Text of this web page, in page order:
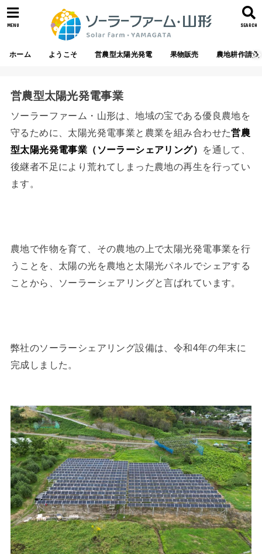
SEARCH
MENU
ホーム ようこそ 営農型太陽光発電 果物販売 農地耕作請負
営農型太陽光発電事業
ソーラーファーム・山形は、地域の宝である優良農地を
守るために、太陽光発電事業と農業を組み合わせた営農
型太陽光発電事業（ソーラーシェアリング）
を通して、
後継者不足により荒れてしまった農地の再生を行ってい
ます。
農地で作物を育て、その農地の上で太陽光発電事業を行
うことを、太陽の光を農地と太陽光パネルでシェアする
ことから、ソーラーシェアリングと言ばれています。
弊社のソーラーシェアリング設備は、令和4年の年末に
完成しました。